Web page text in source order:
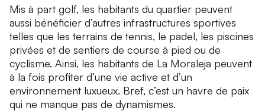
Mis à part golf, les habitants du quartier peuvent
aussi bénéficier d’autres infrastructures sportives
telles que les terrains de tennis, le padel, les piscines
privées et de sentiers de course à pied ou de
cyclisme. Ainsi, les habitants de La Moraleja peuvent
à la fois profiter d’une vie active et d’un
environnement luxueux. Bref, c’est un havre de paix
qui ne manque pas de dynamismes.